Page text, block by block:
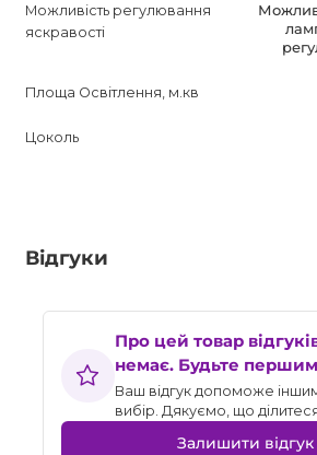
Можливість регулювання
яскравості
Площа Освітлення, м.кв
Цоколь
Відгуки
Про цей товар
немає. Будьте
Ваш відгук допоможе
вибір. Дякуємо, що
Залишити відгук